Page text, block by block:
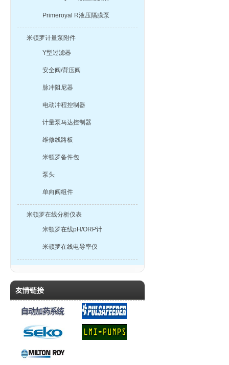
Primeroyal R液压隔膜泵
米顿罗计量泵附件
Y型过滤器
安全阀/背压阀
脉冲阻尼器
电动冲程控制器
计量泵马达控制器
维修线路板
米顿罗备件包
泵头
单向阀组件
米顿罗在线分析仪表
米顿罗在线pH/ORP计
米顿罗在线电导率仪
友情链接